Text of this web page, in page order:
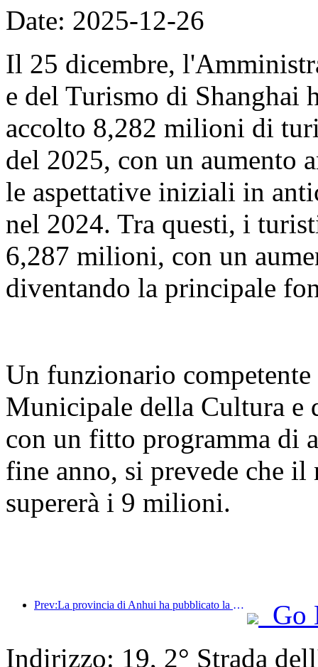
Date: 2025-12-26
Il 25 dicembre,
e del Turismo di Shanghai
accolto 8,282 milioni di
del 2025, con un aumento
le aspettative iniziali in
nel 2024. Tra questi, i
6,287 milioni, con un
diventando la principale
Un funzionario
Municipale della Cultura e
con un fitto programma di
fine anno, si prevede che
supererà i 9 milioni.
Prev:La provincia di Anhui ha pubblicato la proposta del '15° piano quinquennale', con l'obiettivo di trasformare l'industria del turismo culturale in un settore fondamentale.
Go
Indirizzo: 19, 2° Strada